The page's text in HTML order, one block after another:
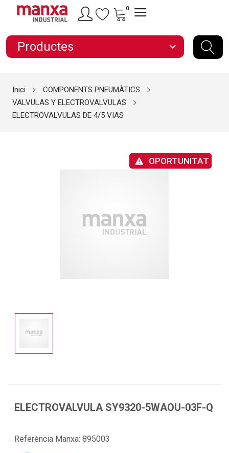
0
Productes expand_more
Inici
COMPONENTS PNEUMÀTICS
VALVULAS Y ELECTROVALVULAS
ELECTROVALVULAS DE 4/5 VIAS
OPORTUNITAT
ELECTROVALVULA SY9320-5WAOU-03F-Q
Referència Manxa: 895003